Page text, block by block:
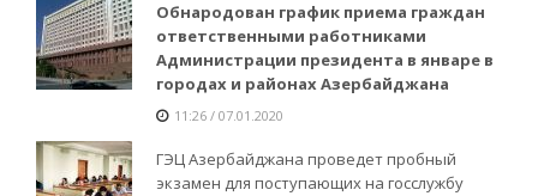
Обнародован график приема граждан
ответственными работниками
Администрации президента в январе в
городах и районах Азербайджана
11:26 / 07.01.2020
ГЭЦ Азербайджана проведет пробный
экзамен для поступающих на госслужбу